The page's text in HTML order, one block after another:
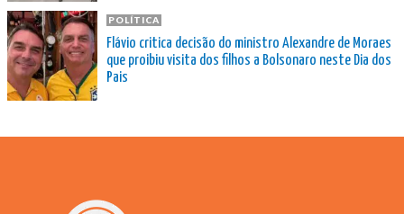
POLÍTICA
Flávio critica decisão do ministro Alexandre de Moraes
que proibiu visita dos filhos a Bolsonaro neste Dia dos
Pais